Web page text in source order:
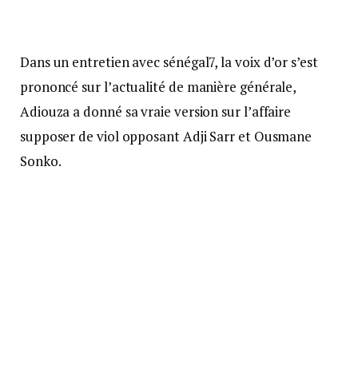
Dans un entretien avec sénégal7, la voix d’or s’est
prononcé sur l’actualité de manière générale,
Adiouza a donné sa vraie version sur l’affaire
supposer de viol opposant Adji Sarr et Ousmane
Sonko.